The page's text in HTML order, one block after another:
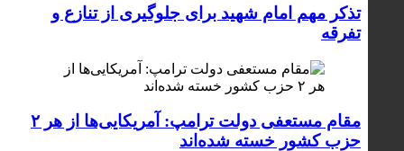
تذکر مهم امام شهید برای جلوگیری از تنازع و
تفرقه
مقام مستعفی دولت ترامپ: آمریکایی‌ها از هر ۲
حزب کشور خسته شده‌اند